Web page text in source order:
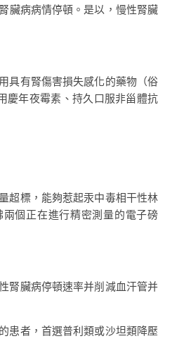
臟病病情停頓。是以，慢性腎臟
具有腎傷害損失感化的藥物（俗
慶年夜霉素、持久口服非甾體抗
超標，能夠惹起汞中毒相干性林
個正在進行精密測量的電子磅
腎臟病停頓速率并削減血汗管并
患者，首選普利類或沙坦類降壓